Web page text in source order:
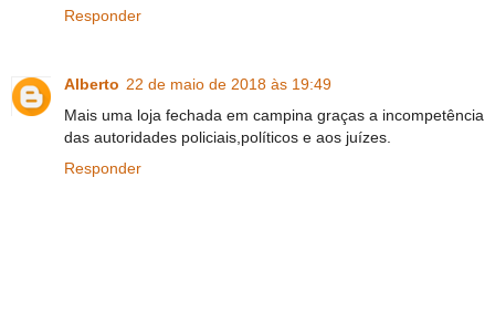
Responder
Alberto 22 de maio de 2018 às 19:49
Mais uma loja fechada em campina graças a incompetência
das autoridades policiais,políticos e aos juízes.
Responder